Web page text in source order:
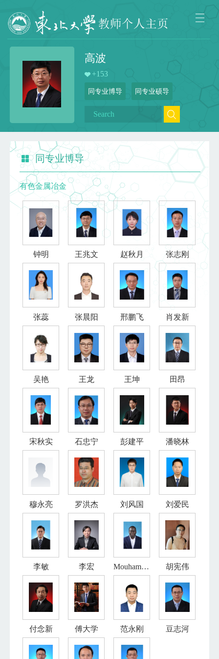
高波
+153
同专业博导 同专业硕导
同专业博导
有色金属冶金
钟明 王兆文 赵秋月 张志刚
张蕊 张晨阳 邢鹏飞 肖发新
吴艳 王龙 王坤 田昂
宋秋实 石忠宁 彭建平 潘晓林
穆永亮 罗洪杰 刘风国 刘爱民
李敏 李宏 Mouhama... 胡宪伟
付念新 傅大学 范永刚 豆志河